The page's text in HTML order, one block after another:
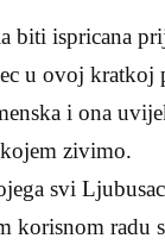
biti ispricana
u ovoj kratkoj
i ona
zivimo.
svi
korisnom radu